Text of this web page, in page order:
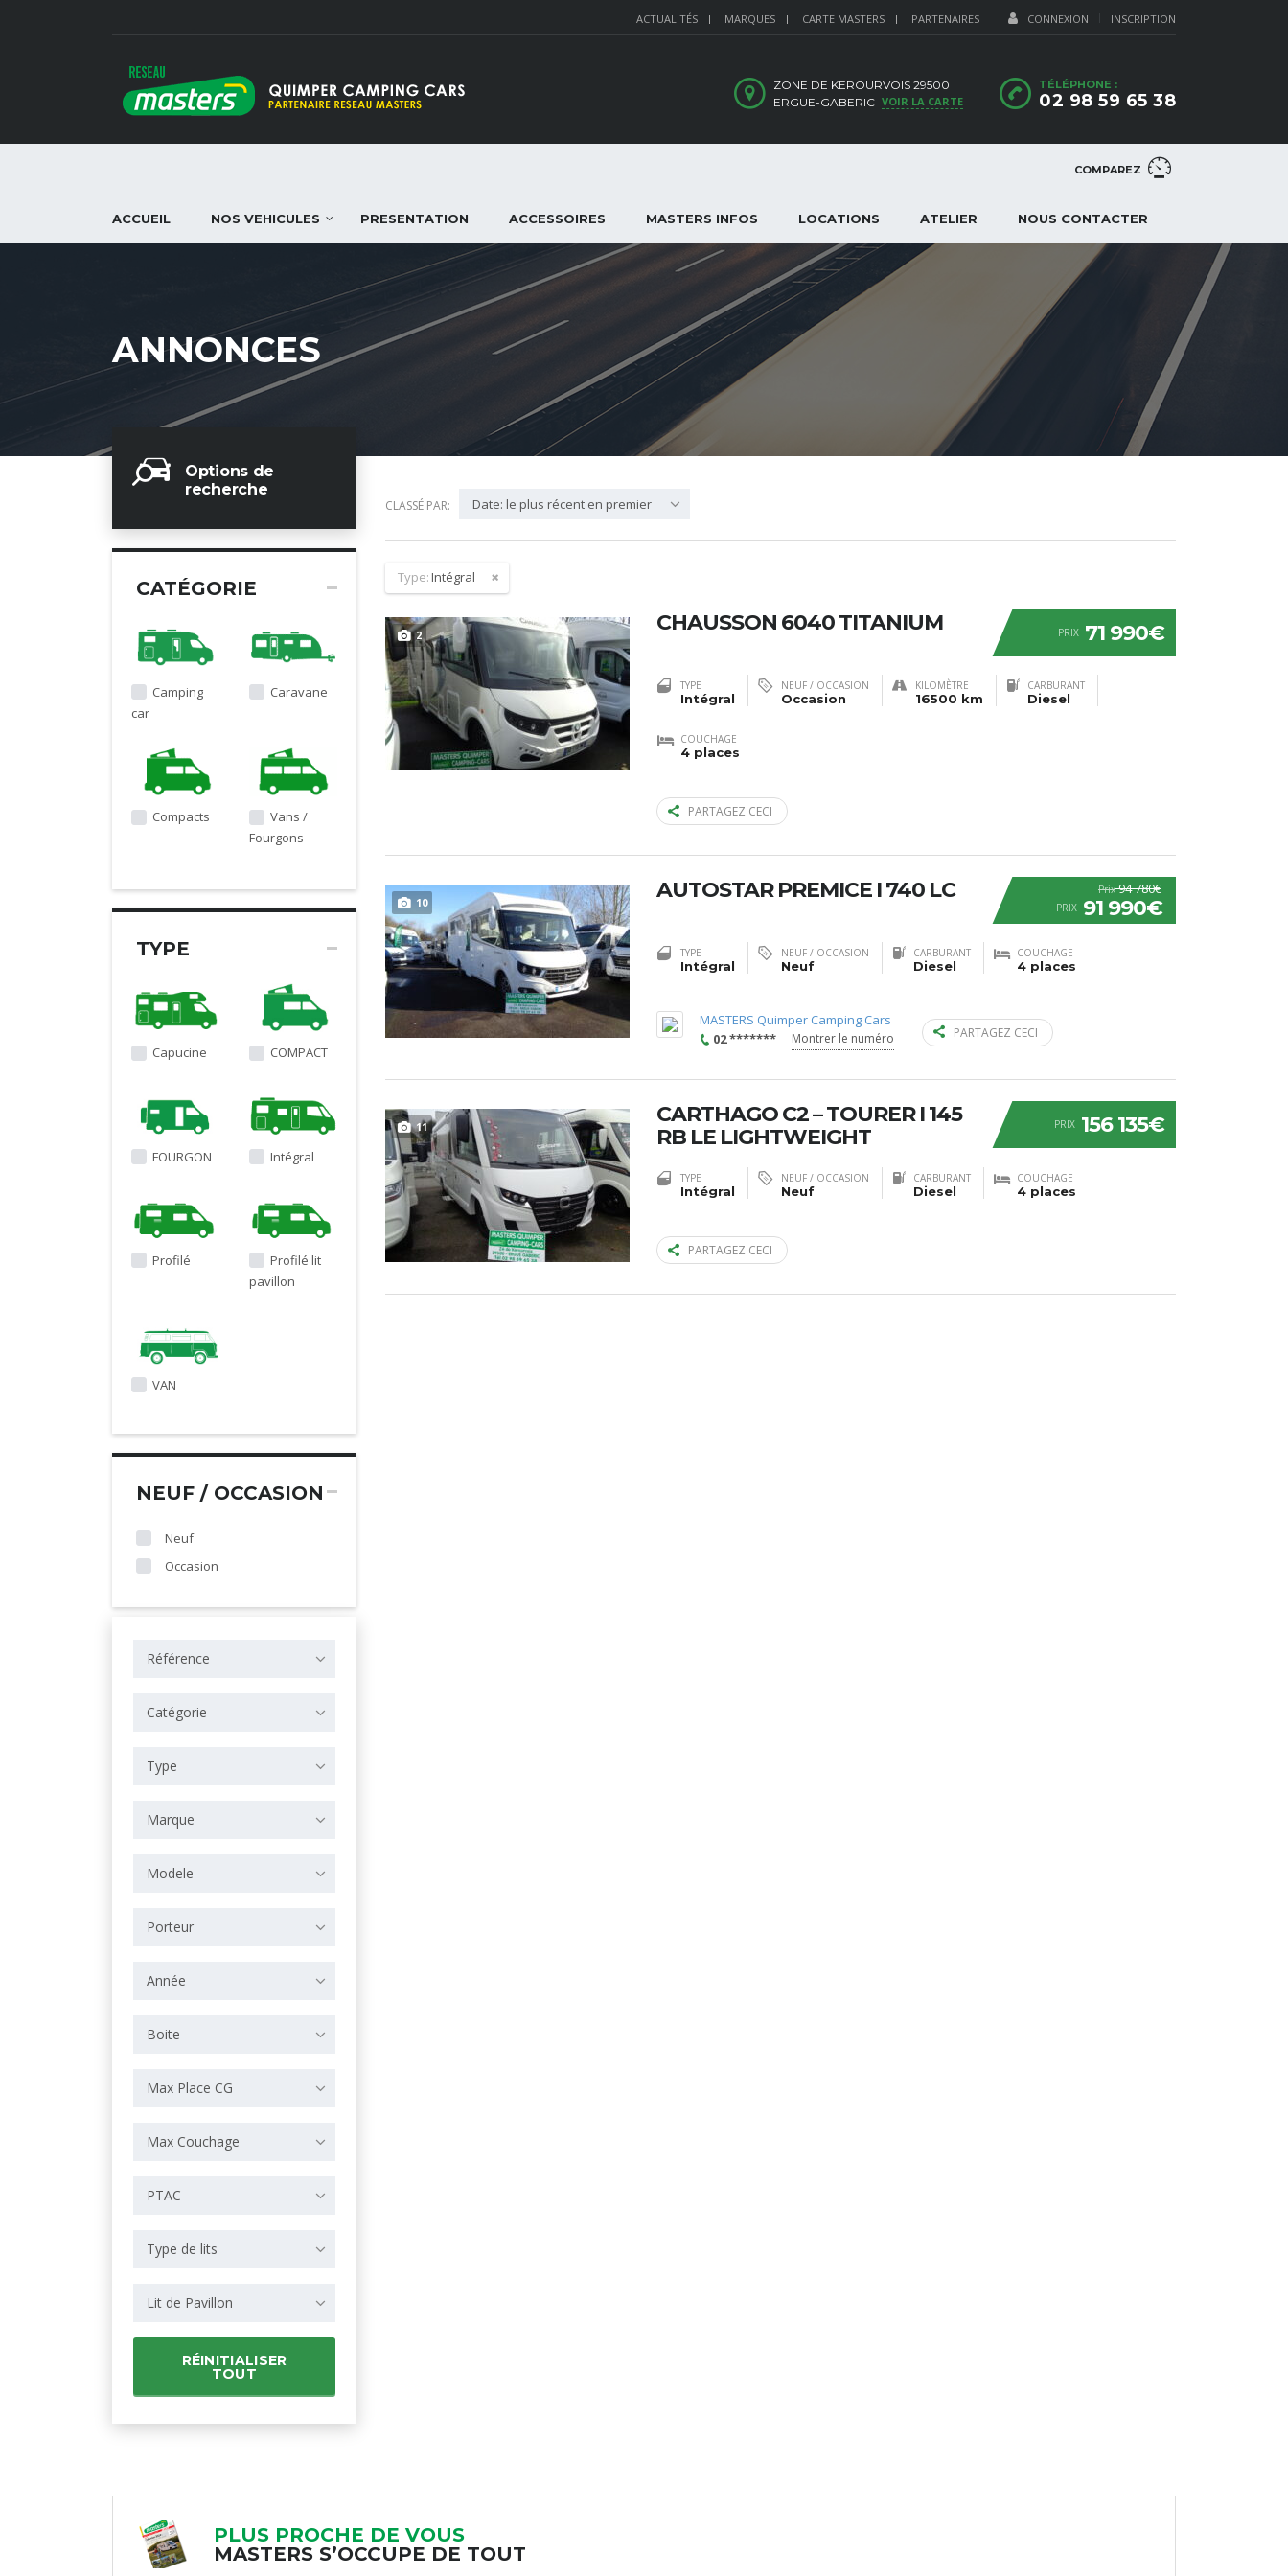
CONNEXION INSCRIPTION
ACTUALITÉS MARQUES CARTE MASTERS PARTENAIRES
TÉLÉPHONE :
02 98 59 65 38
ZONE DE KEROURVOIS 29500
ERGUE-GABERIC VOIR LA CARTE
COMPAREZ
ACCUEIL NOS VEHICULES PRESENTATION ACCESSOIRES MASTERS INFOS LOCATIONS ATELIER NOUS CONTACTER
ANNONCES
Options de
recherche
CATÉGORIE
Camping
car
Caravane
Compacts
Vans /
Fourgons
TYPE
Capucine COMPACT
FOURGON Intégral
Profilé
Profilé lit
pavillon
VAN
NEUF / OCCASION
Neuf
Occasion
Référence
Catégorie
Type
Marque
Modele
Porteur
Année
Boite
Max Place CG
Max Couchage
PTAC
Type de lits
Lit de Pavillon
RÉINITIALISER
TOUT
CLASSÉ PAR: Date: le plus récent en premier
Type:Intégral
2 PRIX 71 990€
CHAUSSON 6040 TITANIUM
TYPE
Intégral
NEUF / OCCASION
Occasion
KILOMÈTRE
16500 km
CARBURANT
Diesel
COUCHAGE
4 places
PARTAGEZ CECI
10
Prix94 780€
PRIX 91 990€
AUTOSTAR PREMICE I 740 LC
TYPE
Intégral
NEUF / OCCASION
Neuf
CARBURANT
Diesel
COUCHAGE
4 places
MASTERS Quimper Camping Cars
02 *******
Montrer le numéro PARTAGEZ CECI
11 PRIX 156 135€
CARTHAGO C2 – TOURER I 145
RB LE LIGHTWEIGHT
TYPE
Intégral
NEUF / OCCASION
Neuf
CARBURANT
Diesel
COUCHAGE
4 places
PARTAGEZ CECI
PLUS PROCHE DE VOUS
MASTERS S’OCCUPE DE TOUT